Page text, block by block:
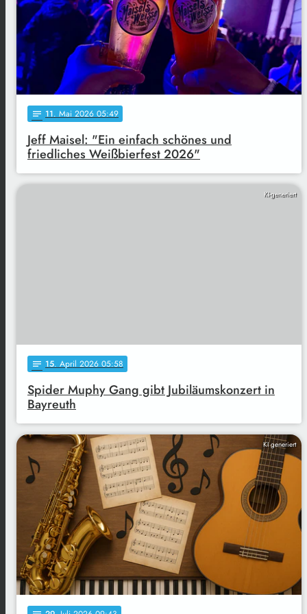
notes 11. Mai 2026 05:49
Jeff Maisel: "Ein einfach schönes und
friedliches Weißbierfest 2026"
KI-generiert
notes 15. April 2026 05:58
Spider Muphy Gang gibt Jubiläumskonzert in
Bayreuth
KI generiert